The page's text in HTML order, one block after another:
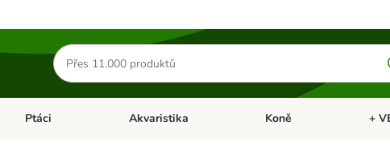
Hledat
produkty
Otevřít menu: Malá zvířata
Ptáci Otevřít menu: Ptáci
Akvaristika Otevřít menu: Akvaristika
Koně +